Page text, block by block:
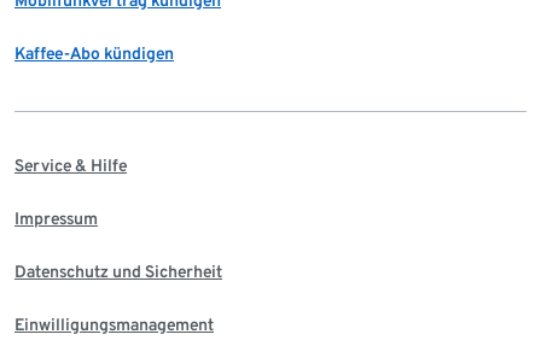
Kaffee-Abo kündigen
Service & Hilfe
Impressum
Datenschutz und Sicherheit
Einwilligungsmanagement